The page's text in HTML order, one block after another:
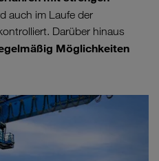
auch im Laufe der
Darüber hinaus
Möglichkeiten